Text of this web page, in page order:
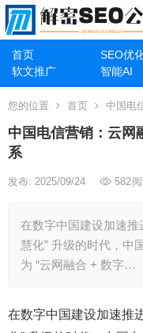
首页 SEO优
软文推广
智能AI
您的位置 首页 中国电
中国电信营销：云网
系
发布: 2025/09/24 582
在数字中国建设加速推
慧化” 升级的时代，中
为 “云网融合 + 数字…
在数字中国建设加速推